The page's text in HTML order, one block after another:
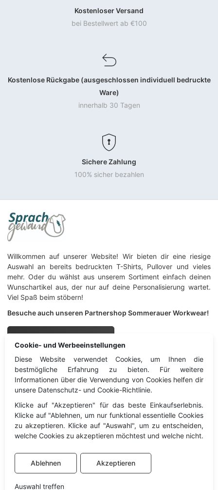
Cookie- und Werbeeinstellungen
Diese Website verwendet Cookies, um Ihnen die
bestmögliche Erfahrung zu bieten. Für weitere
Informationen über die Verwendung von Cookies helfen dir
unsere Datenschutz- und Cookie-Richtlinie.
Klicke auf "Akzeptieren" für das beste Einkaufserlebnis.
Klicke auf "Ablehnen, um nur funktional essentielle Cookies
zu akzeptieren. Klicke auf "Auswahl", um zu entscheiden,
welche Cookies zu akzeptieren möchtest und welche nicht.
Ablehnen Akzeptieren
Auswahl treffen
Kostenloser Versand
bei Bestellwert ab €100
Kostenlose Rückgabe (ausgeschlossen individuell bedruckte
Ware)
innerhalb 30 Tagen
Sichere Zahlung
100% sicher bezahlen
Willkommen auf unserer Website! Wir bieten dir eine riesige
Auswahl an bereits bedruckten T-Shirts, Pullover und vieles
mehr. Oder du wählst aus unserem Sortiment einfach deinen
Wunschartikel aus, der nur auf deine Personalisierung wartet.
Viel Spaß beim stöbern!
Besuche auch unseren Partnershop Sommerauer Workwear!
Sommerauer Workwear
Sprachgewand
Information
Kontakt
Information
Impressum
Datenschutz
Widerruf
Cookies
AGB